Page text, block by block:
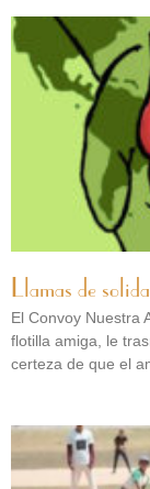
Llamas de
El Convoy Nuestra
flotilla amiga, le
certeza de que el